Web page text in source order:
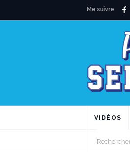
Me suivre
VIDÉOS